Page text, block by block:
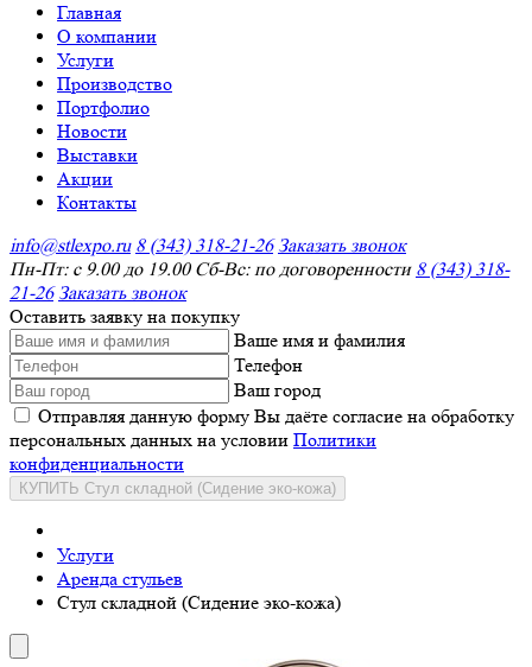
Главная
О компании
Услуги
Производство
Портфолио
Новости
Выставки
Акции
Контакты
info@stlexpo.ru 8 (343) 318-21-26 Заказать звонок
Пн-Пт: с 9.00 до 19.00 Сб-Вс: по договоренности 8 (343) 318-
21-26 Заказать звонок
Оставить заявку на покупку
Ваше имя и фамилия
Телефон
Ваш город
Отправляя данную форму Вы даёте согласие на обработку
персональных данных на условии Политики
конфиденциальности
КУПИТЬ Стул складной (Сидение эко-кожа)
Услуги
Аренда стульев
Стул складной (Сидение эко-кожа)